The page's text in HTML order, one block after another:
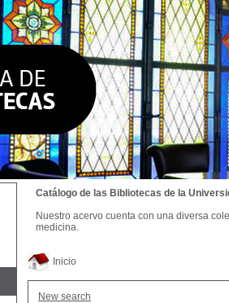
Inicio
New search
Catálogo de las Bibliotecas de la
Nuestro acervo cuenta con una diversa
medicina.